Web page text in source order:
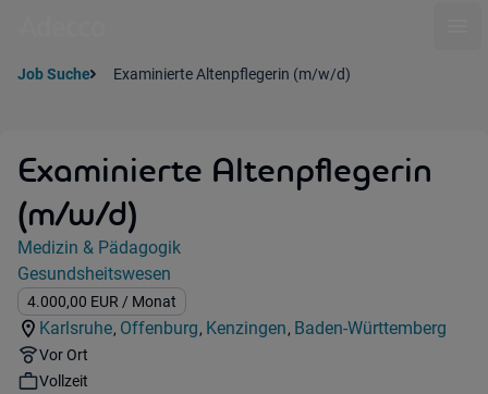
Job Suche Examinierte Altenpflegerin (m/w/d)
Examinierte Altenpflegerin
(m/w/d)
Jobdetails
Kategorie:
Medizin & Pädagogik
Industry:
Gesundsheitswesen
Gehalt:
4.000,00 EUR / Monat
Standorte:
Karlsruhe,
Standorte:
Offenburg,
Standorte:
Kenzingen,
Region:
Baden-Württemberg
Remote Option:
Vor Ort
Workhours:
Vollzeit